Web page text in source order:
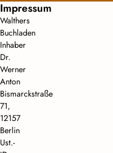
Impressum
Walthers
Buchladen
Inhaber
Dr.
Werner
Anton
Bismarckstraße
71,
12157
Berlin
Ust.-